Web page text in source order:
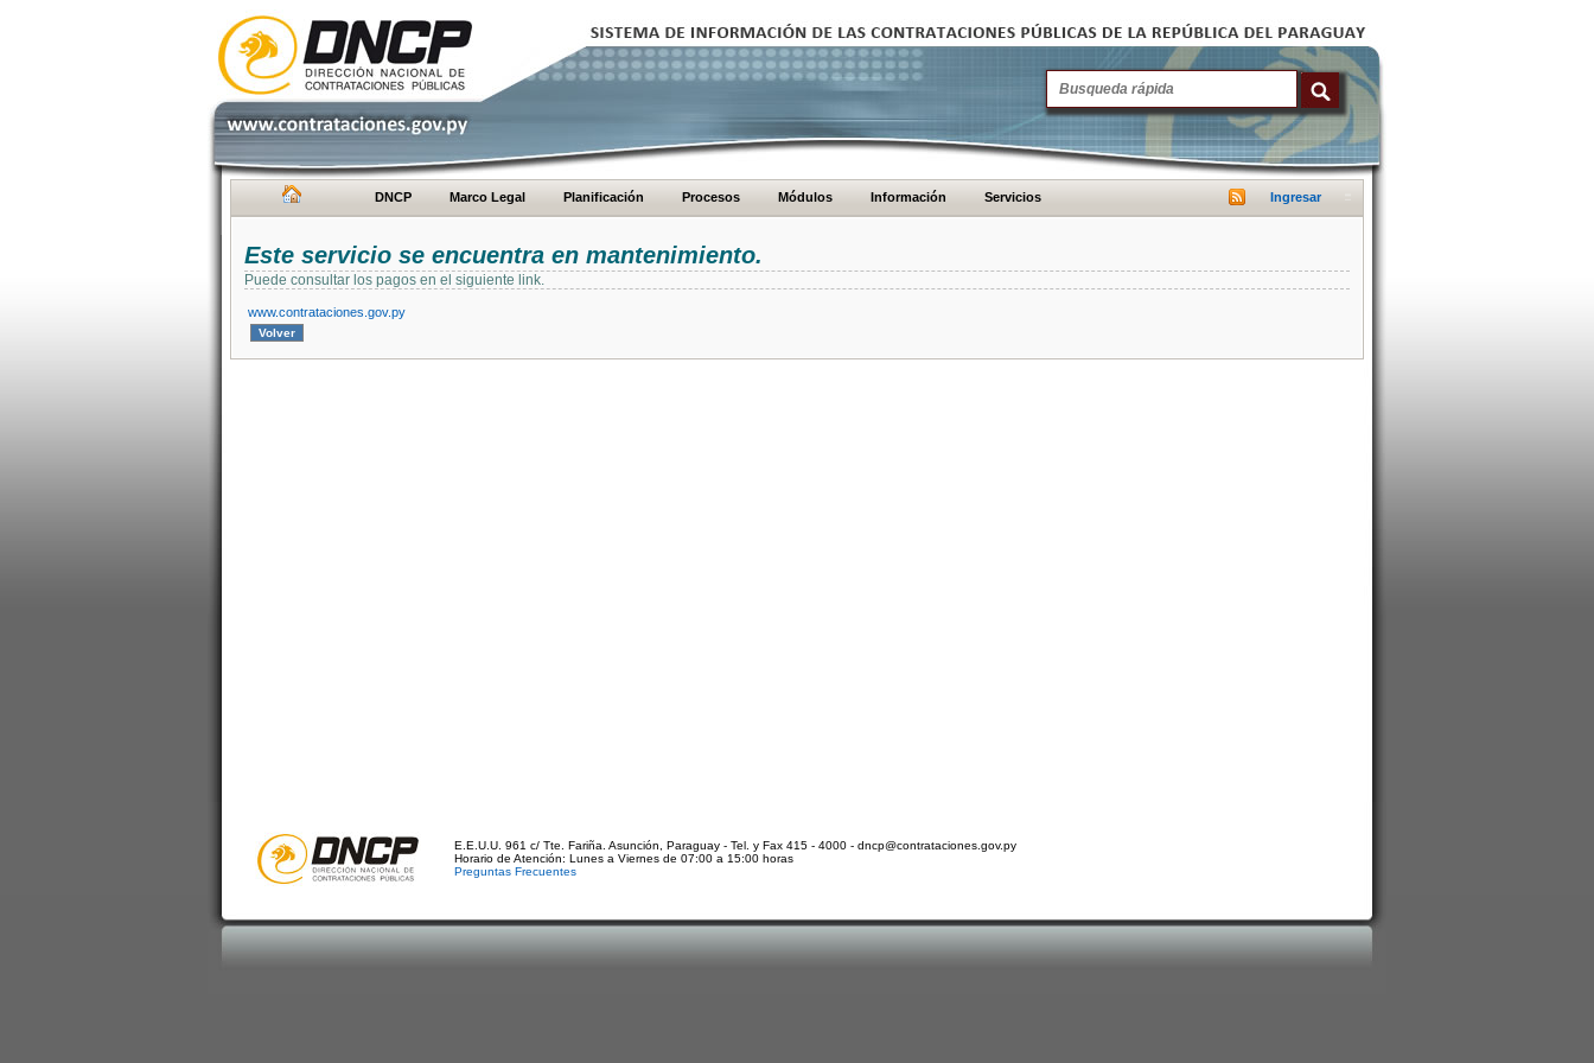
DNCP Marco Legal Planificación Procesos Módulos Información Servicios Ingresar
Este servicio se encuentra en mantenimiento.
Puede consultar los pagos en el siguiente link.
www.contrataciones.gov.py
E.E.U.U. 961 c/ Tte. Fariña. Asunción, Paraguay - Tel. y Fax 415 - 4000 - dncp@contrataciones.gov.py
Horario de Atención: Lunes a Viernes de 07:00 a 15:00 horas
Preguntas Frecuentes